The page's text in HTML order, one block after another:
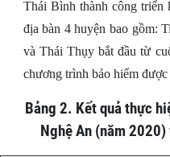
Thái Bình thành công triển
địa bàn 4 huyện bao gồm:
và Thái Thụy bắt đầu từ
chương trình bảo hiểm
Bảng 2. Kết quả thực
Nghệ An (năm